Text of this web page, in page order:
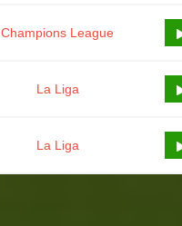
Champions League
La Liga
La Liga